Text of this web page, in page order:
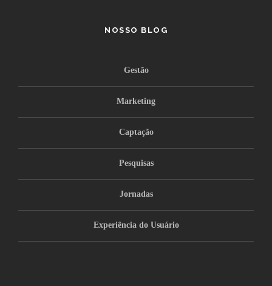
NOSSO BLOG
Gestão
Marketing
Captação
Pesquisas
Jornadas
Experiência do Usuário